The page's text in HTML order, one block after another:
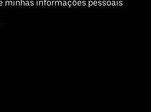
minhas informações pessoais